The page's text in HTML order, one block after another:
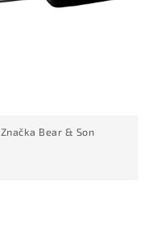
Značka Bear & Son